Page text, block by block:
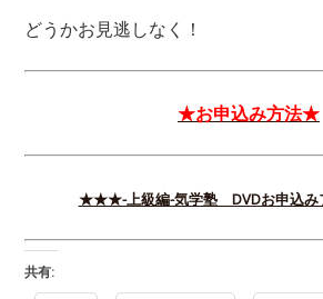
どうかお見逃しなく！
★お申込み方法★
★★★-上級編-気学塾 DVDお申込
共有: